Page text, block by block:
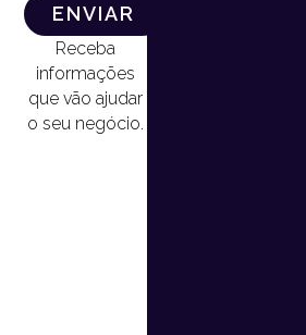
ENVIAR
Receba
informações
que vão ajudar
o seu negócio.